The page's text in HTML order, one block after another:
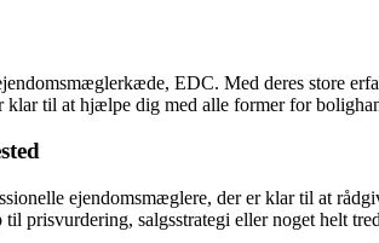
EDC. Med deres store
klar til at hjælpe dig med alle former for
ejendomsmæglere, der er klar til at
prisvurdering, salgsstrategi eller noget helt